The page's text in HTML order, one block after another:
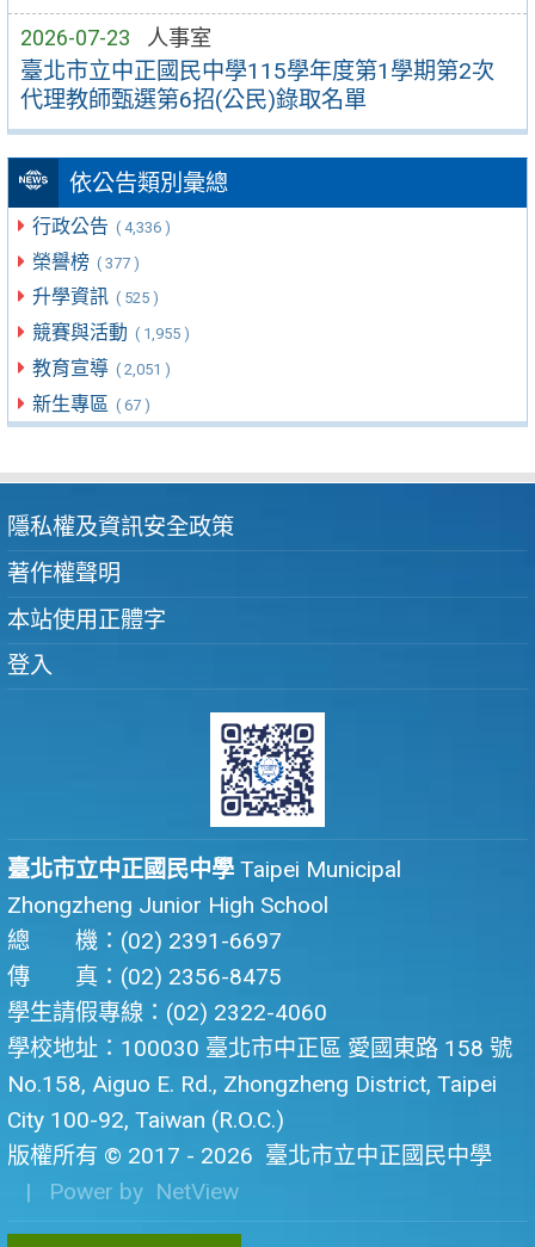
2026-07-23 人事室
臺北市立中正國民中學115學年度第1學期第2次
代理教師甄選第6招(公民)錄取名單
依公告類別彙總
行政公告 ( 4,336 )
榮譽榜 ( 377 )
升學資訊 ( 525 )
競賽與活動 ( 1,955 )
教育宣導 ( 2,051 )
新生專區 ( 67 )
隱私權及資訊安全政策
著作權聲明
本站使用正體字
登入
臺北市立中正國民中學 Taipei Municipal
Zhongzheng Junior High School
總 機：(02) 2391-6697
傳 真：(02) 2356-8475
學生請假專線：(02) 2322-4060
學校地址：100030 臺北市中正區 愛國東路 158 號
No.158, Aiguo E. Rd., Zhongzheng District, Taipei
City 100-92, Taiwan (R.O.C.)
版權所有 © 2017 - 2026 臺北市立中正國民中學
| Power by NetView